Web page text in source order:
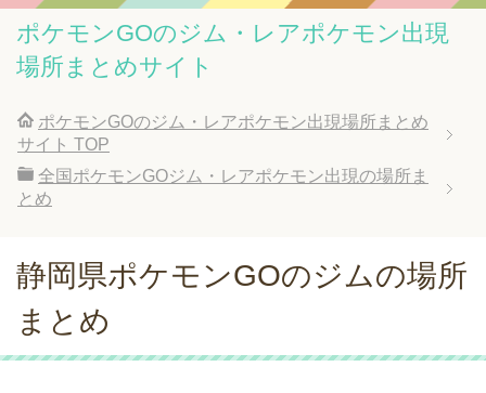
ポケモンGOのジム・レアポケモン出現
場所まとめサイト
ポケモンGOのジム・レアポケモン出現場所まとめ
サイト TOP
全国ポケモンGOジム・レアポケモン出現の場所ま
とめ
静岡県ポケモンGOのジムの場所
まとめ